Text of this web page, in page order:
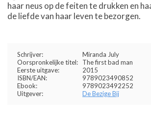
haar neus op de feiten te drukken en
de liefde van haar leven te bezorgen.
Schrijver:
Miranda July
Oorspronkelijke titel:
The first bad man
Eerste uitgave:
2015
ISBN/EAN:
9789023490852
Ebook:
9789023492252
Uitgever:
De Bezige Bij